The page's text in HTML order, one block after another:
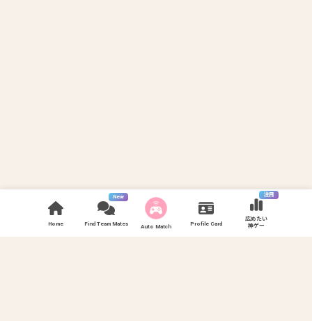
Home
New
Find Team Mates Auto Match Profile Card
注目
広めたい
神ゲー